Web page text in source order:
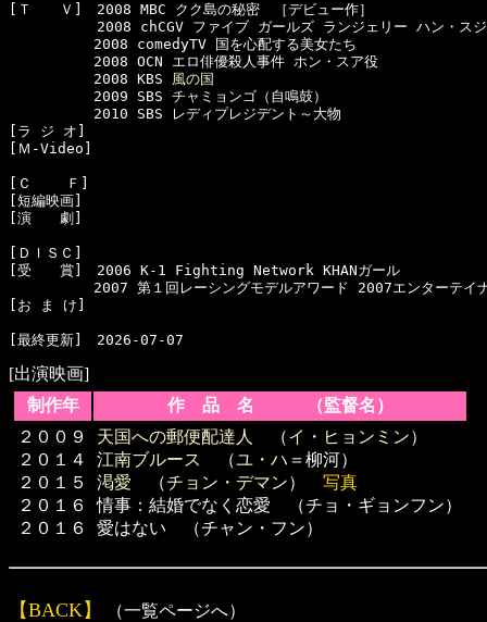
[Ｔ　　Ｖ]　2008 MBC クク島の秘密　［デビュー作］
　　　　　2008 chCGV ファイブ ガールズ ランジェリー ハン・ス
2008 comedyTV 国を心配する美女たち
2008 OCN エロ俳優殺人事件 ホン・スア役
2008 KBS 風の国
2009 SBS チャミョンゴ（自鳴鼓）
2010 SBS レディプレジデント～大物
[ラ ジ オ]
[Ｍ-Video]
[Ｃ    Ｆ]
[短編映画]
[演　　劇]
[ＤＩＳＣ]
[受　　賞]　2006 K-1 Fighting Network KHANガール
2007 第１回レーシングモデルアワード 2007エンターテイ
[お ま け]
[出演映画]
制作年
作 品 名 （監督名）
２００９
２０１４
２０１５
２０１６
２０１６
天国への郵便配達人 （イ・ヒョンミン）
江南ブルース
（ユ・ハ ＝柳河）
渇愛 （チョン・デマン）写真
情事：結婚でなく恋愛 （チョ・ギョンフン）
愛はない （チャン・フン）
【BACK】 （一覧ページへ）